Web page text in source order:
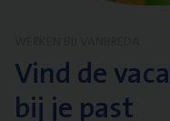
Vind de
bij je past